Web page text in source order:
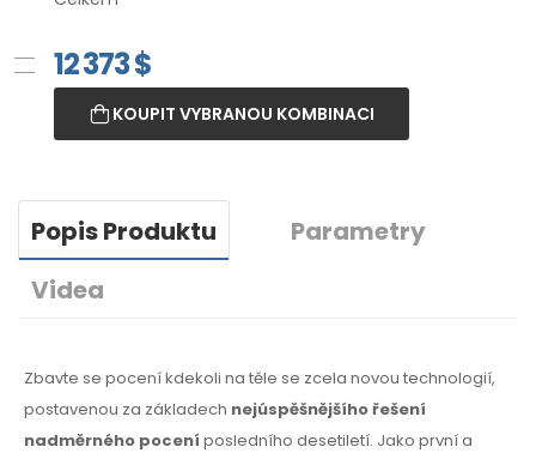
12 373$
KOUPIT VYBRANOU KOMBINACI
Popis Produktu
Parametry
Videa
Zbavte se pocení kdekoli na těle se zcela novou technologií,
postavenou za základech nejúspěšnějšího řešení
nadměrného pocení posledního desetiletí. Jako první a